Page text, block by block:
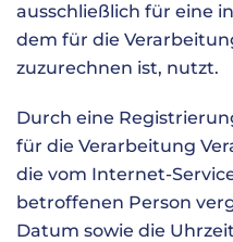
ausschließlich für eine
dem für die
zuzurechnen ist, nutzt.
Durch eine
für die Verarbeitung
die vom Internet-
betroffenen Person
Datum sowie die